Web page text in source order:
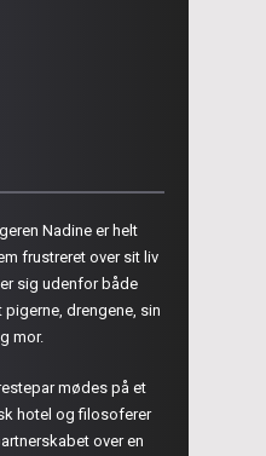
Nadine er helt
frustreret over sit liv
sig udenfor både
pigerne, drengene, sin
mor.
mødes på et
hotel og filosoferer
over en